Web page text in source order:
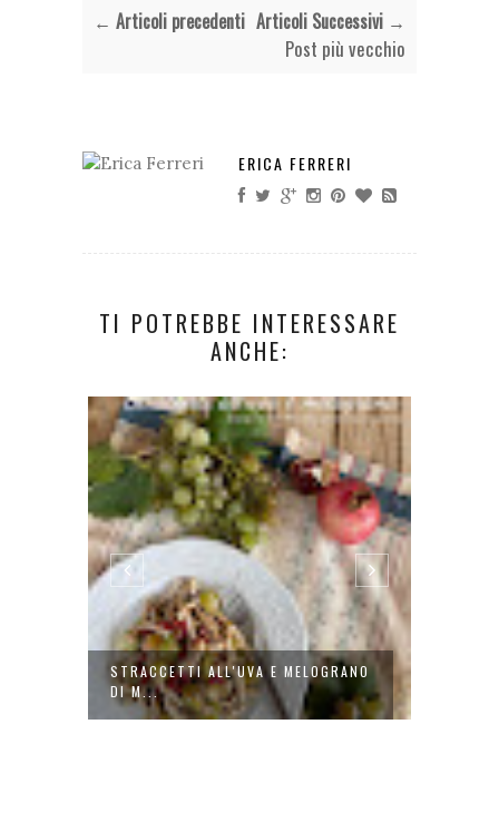
← Articoli precedenti Articoli Successivi →
Post più vecchio
ERICA FERRERI
TI POTREBBE INTERESSARE
ANCHE:
STRACCETTI ALL'UVA E MELOGRANO
DI M...